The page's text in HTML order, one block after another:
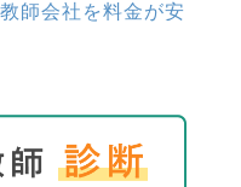
師会社を料金が安